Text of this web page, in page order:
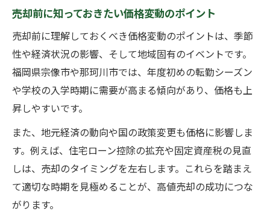
売却前に知っておきたい価格変動のポイント
売却前に理解しておくべき価格変動のポイントは、季節
性や経済状況の影響、そして地域固有のイベントです。
福岡県宗像市や那珂川市では、年度初めの転勤シーズン
や学校の入学時期に需要が高まる傾向があり、価格も上
昇しやすいです。
また、地元経済の動向や国の政策変更も価格に影響しま
す。例えば、住宅ローン控除の拡充や固定資産税の見直
しは、売却のタイミングを左右します。これらを踏まえ
て適切な時期を見極めることが、高値売却の成功につな
がります。